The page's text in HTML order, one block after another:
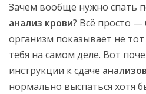
Зачем вообще нужно спать
анализ крови? Всё просто —
организм показывает не
тебя на самом деле. Вот
инструкции к сдаче анализов
нормально выспаться хотя